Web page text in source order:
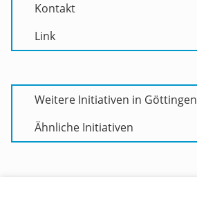
Kontakt
Link
Weitere Initiativen in Göttingen
Ähnliche Initiativen